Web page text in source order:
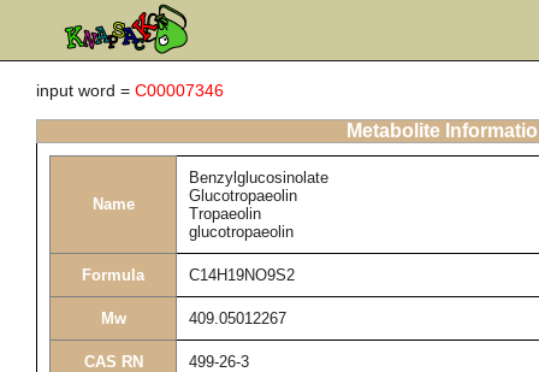
input word = C00007346
Metabolite
Name
Benzylglucosinolate
Glucotropaeolin
Tropaeolin
glucotropaeolin
Formula C14H19NO9S2
Mw 409.05012267
CAS RN 499-26-3